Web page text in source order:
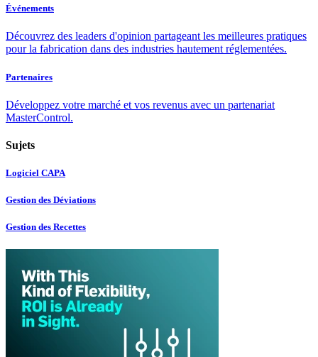
Événements
Découvrez des leaders d'opinion partageant les meilleures pratiques
pour la fabrication dans des industries hautement réglementées.
Partenaires
Développez votre marché et vos revenus avec un partenariat
MasterControl.
Sujets
Logiciel CAPA
Gestion des Déviations
Gestion des Recettes